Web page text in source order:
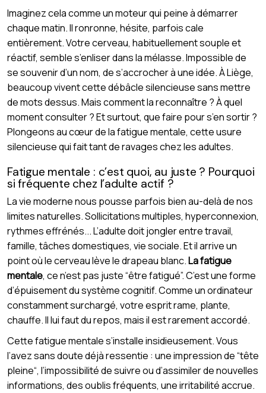
Imaginez cela comme un moteur qui peine à démarrer
chaque matin. Il ronronne, hésite, parfois cale
entièrement. Votre cerveau, habituellement souple et
réactif, semble s’enliser dans la mélasse. Impossible de
se souvenir d’un nom, de s’accrocher à une idée. À Liège,
beaucoup vivent cette débâcle silencieuse sans mettre
de mots dessus. Mais comment la reconnaître ? À quel
moment consulter ? Et surtout, que faire pour s’en sortir ?
Plongeons au cœur de la fatigue mentale, cette usure
silencieuse qui fait tant de ravages chez les adultes.
Fatigue mentale : c’est quoi, au juste ? Pourquoi
si fréquente chez l’adulte actif ?
La vie moderne nous pousse parfois bien au-delà de nos
limites naturelles. Sollicitations multiples, hyperconnexion,
rythmes effrénés... L’adulte doit jongler entre travail,
famille, tâches domestiques, vie sociale. Et il arrive un
point où le cerveau lève le drapeau blanc.La fatigue
mentale, ce n’est pas juste “être fatigué”. C’est une forme
d’épuisement du système cognitif. Comme un ordinateur
constamment surchargé, votre esprit rame, plante,
chauffe. Il lui faut du repos, mais il est rarement accordé.
Cette fatigue mentale s’installe insidieusement. Vous
l’avez sans doute déjà ressentie : une impression de “tête
pleine“, l’impossibilité de suivre ou d’assimiler de nouvelles
informations, des oublis fréquents, une irritabilité accrue.